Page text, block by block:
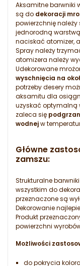
Aksamitne barwniki
są do dekoracji
powierzchnię
jednorodną
naciskać atomizer,
Spray należy
atomizera należy
Udekorowane
wyschnięcia na
potrzeby desery
aksamitu dla
uzyskać optymalną
zaleca się
wodnejw
Główne
zamszu:
Strukturalne
wszystkim do
przeznaczone są
Dekorowanie
Produkt
powierzchni
Możliwości
do pokrycia